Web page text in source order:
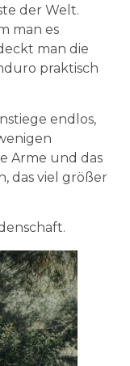
der Welt.
man es
man die
praktisch
endlos,
Arme und das
das viel größer